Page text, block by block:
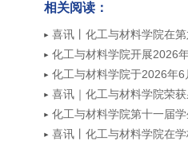
相关阅读：
喜讯丨化工与材料学院在
奖
化工与材料学院开展2026
动
化工与材料学院于2026年
喜讯｜化工与材料学院荣
奖
化工与材料学院第十一届
喜讯丨化工与材料学院在